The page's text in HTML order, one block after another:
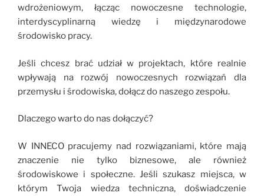
wdrożeniowym, łącząc nowoczesne technologie,
interdyscyplinarną wiedzę i międzynarodowe
środowisko pracy.
Jeśli chcesz brać udział w projektach, które realnie
wpływają na rozwój nowoczesnych rozwiązań dla
przemysłu i środowiska, dołącz do naszego zespołu.
Dlaczego warto do nas dołączyć?
W INNECO pracujemy nad rozwiązaniami, które mają
znaczenie nie tylko biznesowe, ale również
środowiskowe i społeczne. Jeśli szukasz miejsca, w
którym Twoja wiedza techniczna, doświadczenie